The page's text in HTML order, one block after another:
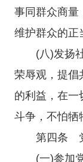
事同群众商量
维护群众的正
(八)发扬
荣辱观，提倡
的利益，在一
斗争，不怕牺
第四条
(一)参加